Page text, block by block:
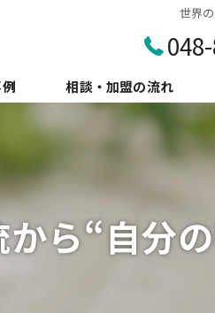
世界
相談・加盟の流れ
ら“自分